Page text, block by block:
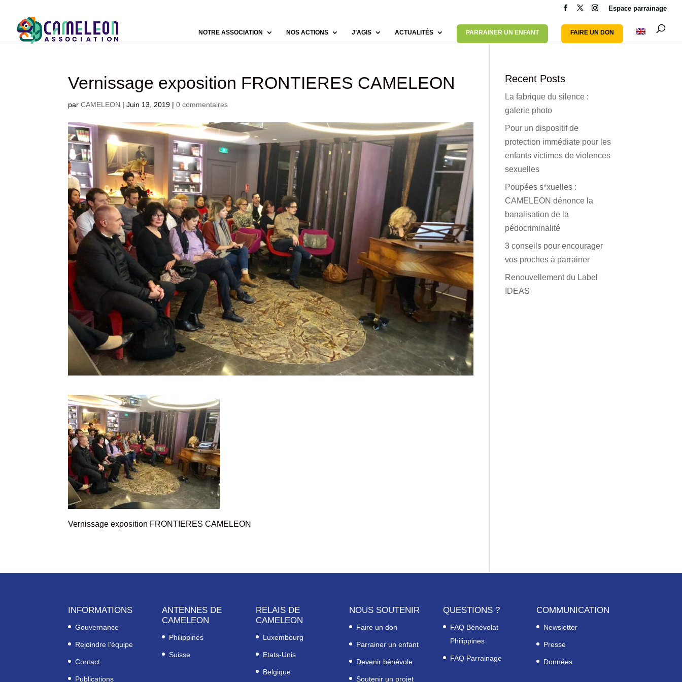
Espace parrainage
NOTRE ASSOCIATION NOS ACTIONS J’AGIS ACTUALITÉS PARRAINER UN ENFANT FAIRE UN DON
Vernissage exposition FRONTIERES CAMELEON
parCAMELEON |Juin 13, 2019 |0 commentaires
Vernissage exposition FRONTIERES CAMELEON
Recent Posts
La fabrique du silence :
galerie photo
Pour un dispositif de
protection immédiate pour les
enfants victimes de violences
sexuelles
Poupées s*xuelles :
CAMELEON dénonce la
banalisation de la
pédocriminalité
3 conseils pour encourager
vos proches à parrainer
Renouvellement du Label
IDEAS
INFORMATIONS
Gouvernance
Rejoindre l’équipe
Contact
Publications
ANTENNES DE
CAMELEON
Philippines
Suisse
RELAIS DE
CAMELEON
Luxembourg
Etats-Unis
Belgique
NOUS SOUTENIR
Faire un don
Parrainer un enfant
Devenir bénévole
Soutenir un projet
QUESTIONS ?
FAQ Bénévolat
Philippines
FAQ Parrainage
COMMUNICATION
Newsletter
Presse
Données